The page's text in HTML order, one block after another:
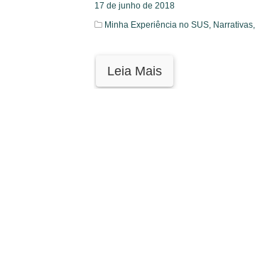
17 de junho de 2018
Minha Experiência no SUS, Narrativas,
Leia Mais